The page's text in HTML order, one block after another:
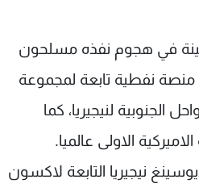
في هجوم نفذه مسلحون
نفطية تابعة لمجموعة
الجنوبية لنيجيريا، كما
الاولى عالميا.
نيجيريا التابعة لاكسون
فن
رياضة